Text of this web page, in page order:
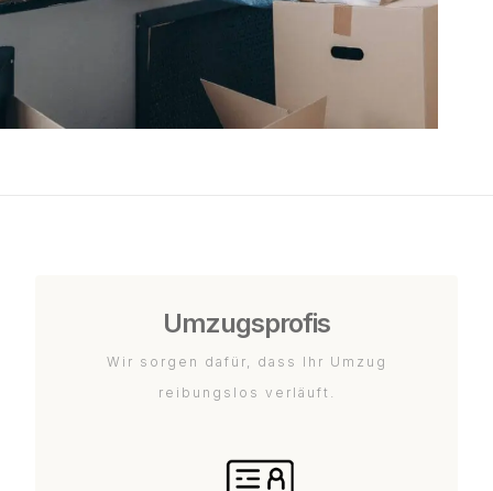
Umzugsprofis
Wir sorgen dafür, dass Ihr Umzug
reibungslos verläuft.